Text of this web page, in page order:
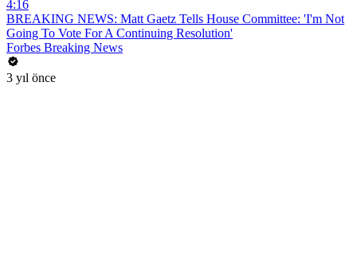
4:16
BREAKING NEWS: Matt Gaetz Tells House Committee: 'I'm Not
Going To Vote For A Continuing Resolution'
Forbes Breaking News
3 yıl önce